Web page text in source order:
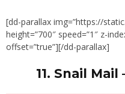
[dd-parallax img=”https://
height=”700″ speed=”1″ z-
offset=”true”][/dd-parallax]
11. Snail Mail